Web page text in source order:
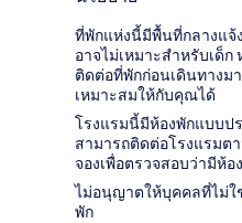
ที่พักแห่งนี้มีพื้นที่กลางแจ้ง
อาจไม่เหมาะสำหรับเด็
ติดต่อที่พักก่อนเดินทางม
เหมาะสมให้กับคุณได้
โรงแรมนี้มีห้องพักแบบป
สามารถติดต่อโรงแรมต
จองเพื่อตรวจสอบว่ามีห้อ
ไม่อนุญาตให้บุคคลที่ไม่ใ
พัก